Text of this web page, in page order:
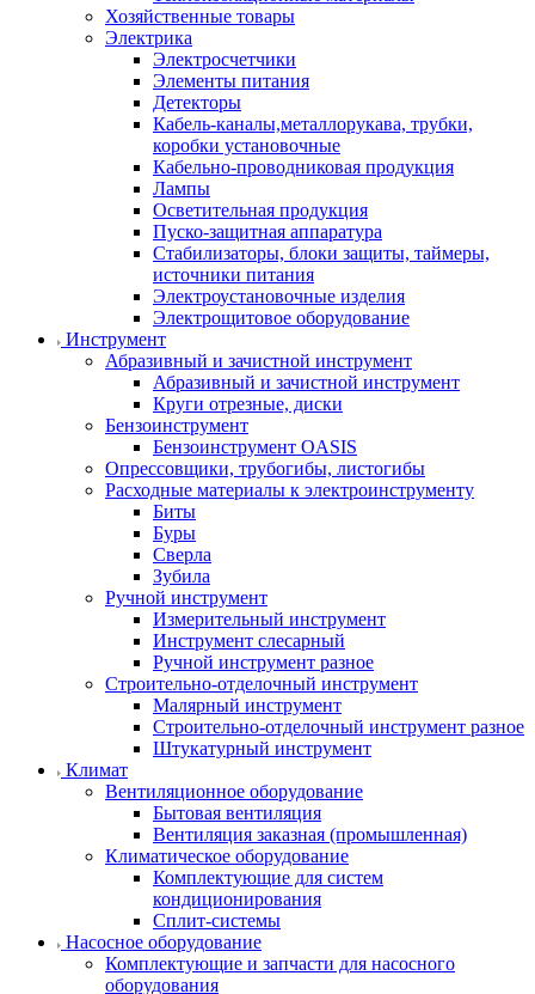
Хозяйственные товары
Электрика
Электросчетчики
Элементы питания
Детекторы
Кабель-каналы,металлорукава, трубки,
коробки установочные
Кабельно-проводниковая продукция
Лампы
Осветительная продукция
Пуско-защитная аппаратура
Стабилизаторы, блоки защиты, таймеры,
источники питания
Электроустановочные изделия
Электрощитовое оборудование
Инструмент
Абразивный и зачистной инструмент
Абразивный и зачистной инструмент
Круги отрезные, диски
Бензоинструмент
Бензоинструмент OASIS
Опрессовщики, трубогибы, листогибы
Расходные материалы к электроинструменту
Биты
Буры
Сверла
Зубила
Ручной инструмент
Измерительный инструмент
Инструмент слесарный
Ручной инструмент разное
Строительно-отделочный инструмент
Малярный инструмент
Строительно-отделочный инструмент разное
Штукатурный инструмент
Климат
Вентиляционное оборудование
Бытовая вентиляция
Вентиляция заказная (промышленная)
Климатическое оборудование
Комплектующие для систем
кондиционирования
Сплит-системы
Насосное оборудование
Комплектующие и запчасти для насосного
оборудования